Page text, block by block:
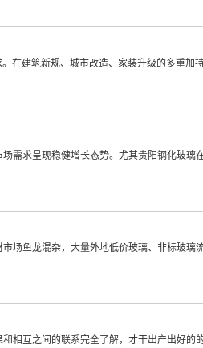
建筑新规、城市改造、家装升级的多重加
需求呈现稳健增长态势。尤其贵阳钢化玻璃
场鱼龙混杂，大量外地低价玻璃、非标玻
互之间的联系完全了解，才干出产出好的